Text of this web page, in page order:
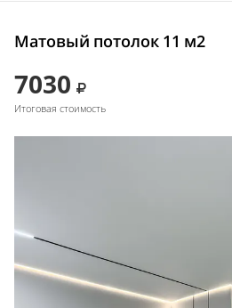
Матовый потолок 11 м2
7030
Итоговая стоимость